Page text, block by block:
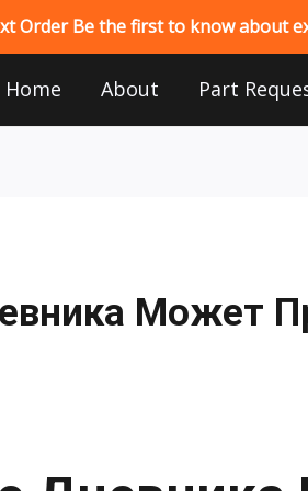
Order Be the first to know about
Home About Part
Может